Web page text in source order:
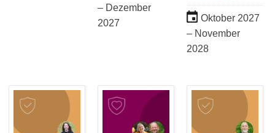
– Dezember
2027
Oktober 2027
– November
2028